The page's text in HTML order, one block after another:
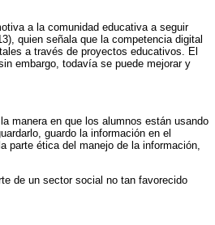
a la comunidad educativa a seguir
quien señala que la competencia digital
a través de proyectos educativos. El
embargo, todavía se puede mejorar y
manera en que los alumnos están usando
guardo la información en el
parte ética del manejo de la información,
de un sector social no tan favorecido